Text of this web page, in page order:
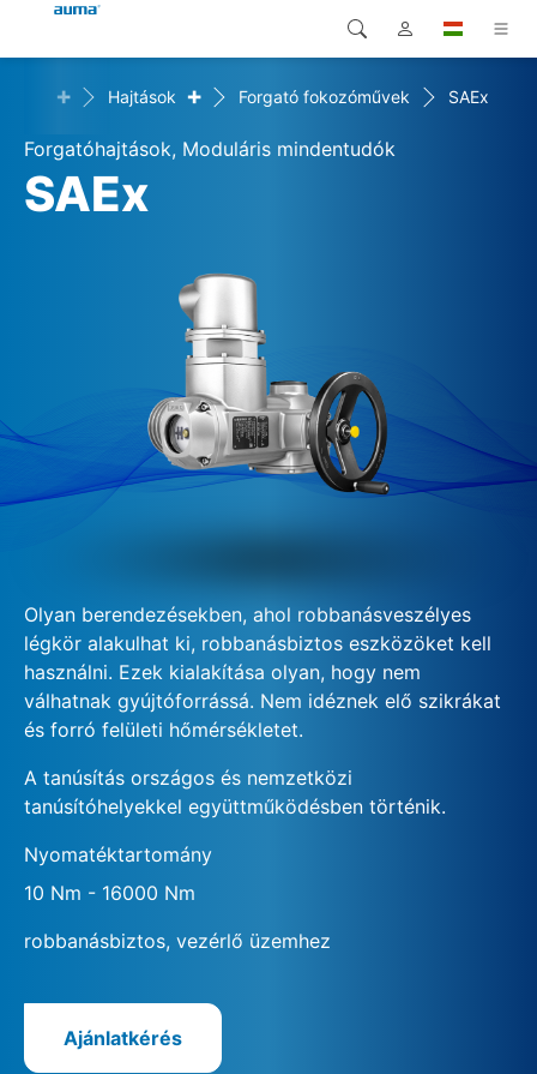
Termékek
Megoldások
Global
Európa
Észak-Amerika
Keresés
+ Hajtások + Forgató fokozóművek SAEx
Forgatóhajtások, Moduláris mindentudók
SAEx
Olyan berendezésekben, ahol robbanásveszélyes
légkör alakulhat ki, robbanásbiztos eszközöket kell
használni. Ezek kialakítása olyan, hogy nem
válhatnak gyújtóforrássá. Nem idéznek elő szikrákat
és forró felületi hőmérsékletet.
A tanúsítás országos és nemzetközi
tanúsítóhelyekkel együttműködésben történik.
Nyomatéktartomány
10 Nm - 16000 Nm
robbanásbiztos, vezérlő üzemhez
Ajánlatkérés